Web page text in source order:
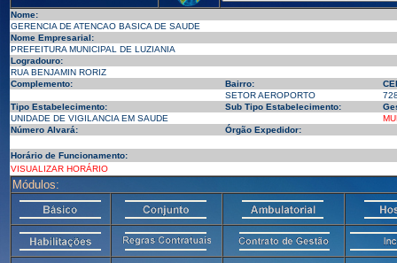
Nome:
GERENCIA DE ATENCAO BASICA DE SAUDE
Nome Empresarial:
PREFEITURA MUNICIPAL DE LUZIANIA
Logradouro:
RUA BENJAMIN RORIZ
Complemento:
Bairro:
SETOR AEROPORTO
Tipo Estabelecimento:
Sub Tipo Estabelecimento:
UNIDADE DE VIGILANCIA EM SAUDE
Número Alvará:
Órgão Expedidor:
Horário de Funcionamento:
VISUALIZAR HORÁRIO
Módulos: